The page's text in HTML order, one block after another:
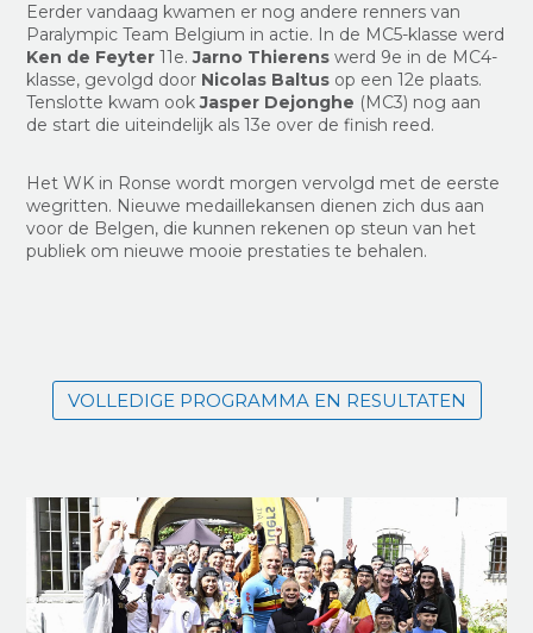
Eerder vandaag kwamen er nog andere renners van
Paralympic Team Belgium in actie. In de MC5-klasse werd
Ken de Feyter 11e. Jarno Thierens werd 9e in de MC4-
klasse, gevolgd door Nicolas Baltus op een 12e plaats.
Tenslotte kwam ookJasper Dejonghe (MC3) nog aan
de start die uiteindelijk als 13e over de finish reed.
Het WK in Ronse wordt morgen vervolgd met de eerste
wegritten. Nieuwe medaillekansen dienen zich dus aan
voor de Belgen, die kunnen rekenen op steun van het
publiek om nieuwe mooie prestaties te behalen.
VOLLEDIGE PROGRAMMA EN RESULTATEN